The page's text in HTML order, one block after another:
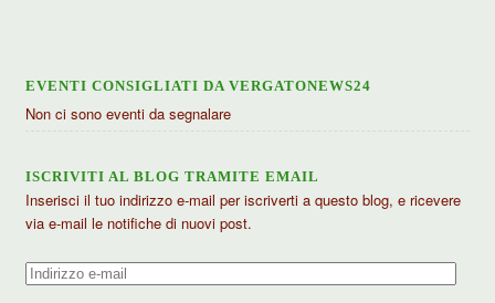
EVENTI CONSIGLIATI DA VERGATONEWS24
Non ci sono eventi da segnalare
ISCRIVITI AL BLOG TRAMITE EMAIL
Inserisci il tuo indirizzo e-mail per iscriverti a questo blog, e ricevere
via e-mail le notifiche di nuovi post.
Indirizzo